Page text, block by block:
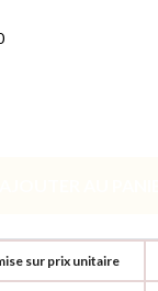
sur prix unitaire